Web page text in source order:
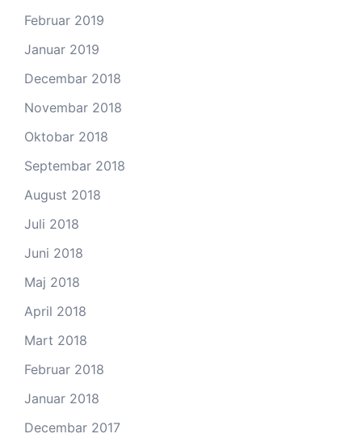
Februar 2019
Januar 2019
Decembar 2018
Novembar 2018
Oktobar 2018
Septembar 2018
August 2018
Juli 2018
Juni 2018
Maj 2018
April 2018
Mart 2018
Februar 2018
Januar 2018
Decembar 2017